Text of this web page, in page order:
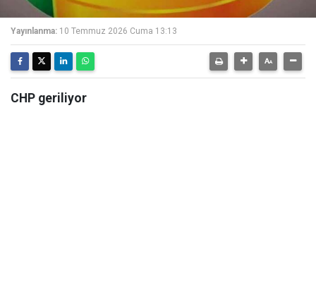
Yayınlanma: 10 Temmuz 2026 Cuma 13:13
CHP geriliyor